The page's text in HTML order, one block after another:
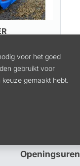
Openingsuren
voor het goed
gebruikt voor
gemaakt hebt.